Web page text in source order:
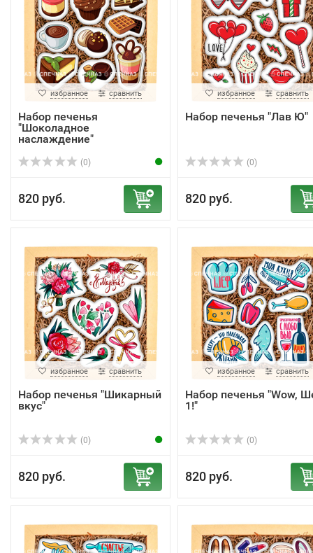
избранное сравнить
Набор печенья
"Шоколадное
наслаждение"
(0)
820 руб.
избранное сравнить
Набор печенья "Лав Ю"
(0)
820 руб.
избранное сравнить
Набор печенья "Шикарный
вкус"
(0)
820 руб.
избранное сравнить
Набор печенья "Wow,
1!"
(0)
820 руб.